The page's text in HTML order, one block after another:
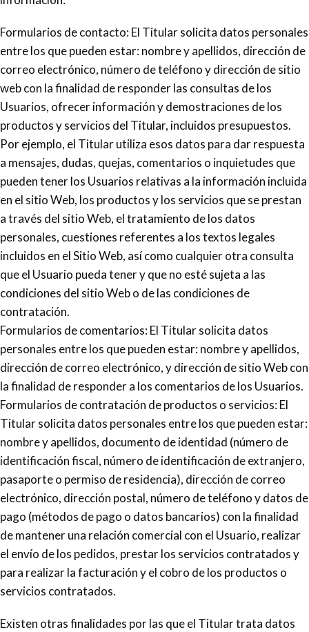
Formularios de contacto: El Titular solicita datos personales
entre los que pueden estar: nombre y apellidos, dirección de
correo electrónico, número de teléfono y dirección de sitio
web con la finalidad de responder las consultas de los
Usuarios, ofrecer información y demostraciones de los
productos y servicios del Titular, incluidos presupuestos.
Por ejemplo, el Titular utiliza esos datos para dar respuesta
a mensajes, dudas, quejas, comentarios o inquietudes que
pueden tener los Usuarios relativas a la información incluida
en el sitio Web, los productos y los servicios que se prestan
a través del sitio Web, el tratamiento de los datos
personales, cuestiones referentes a los textos legales
incluidos en el Sitio Web, así como cualquier otra consulta
que el Usuario pueda tener y que no esté sujeta a las
condiciones del sitio Web o de las condiciones de
contratación.
Formularios de comentarios: El Titular solicita datos
personales entre los que pueden estar: nombre y apellidos,
dirección de correo electrónico, y dirección de sitio Web con
la finalidad de responder a los comentarios de los Usuarios.
Formularios de contratación de productos o servicios: El
Titular solicita datos personales entre los que pueden estar:
nombre y apellidos, documento de identidad (número de
identificación fiscal, número de identificación de extranjero,
pasaporte o permiso de residencia), dirección de correo
electrónico, dirección postal, número de teléfono y datos de
pago (métodos de pago o datos bancarios) con la finalidad
de mantener una relación comercial con el Usuario, realizar
el envío de los pedidos, prestar los servicios contratados y
para realizar la facturación y el cobro de los productos o
servicios contratados.
Existen otras finalidades por las que el Titular trata datos